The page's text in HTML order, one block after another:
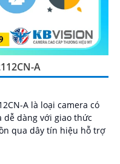
A
A là loại camera có
dàng với giao thức